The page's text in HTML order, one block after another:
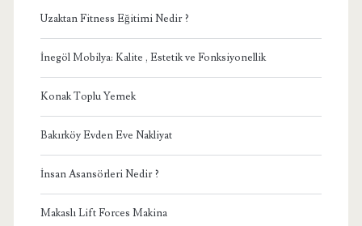
Uzaktan Fitness Eğitimi Nedir ?
İnegöl Mobilya: Kalite , Estetik ve Fonksiyonellik
Konak Toplu Yemek
Bakırköy Evden Eve Nakliyat
İnsan Asansörleri Nedir ?
Makaslı Lift Forces Makina